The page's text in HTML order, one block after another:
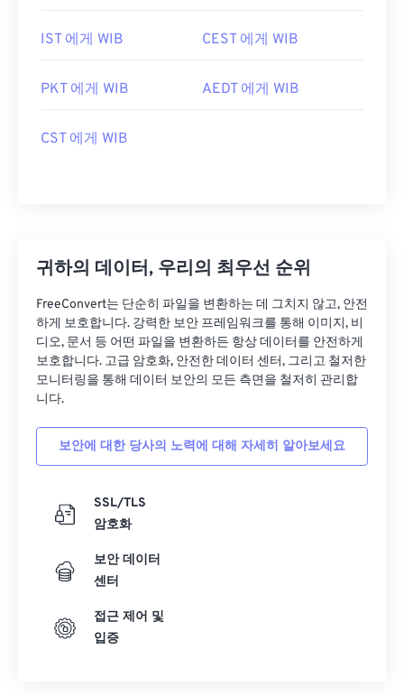
IST 에게 WIB CEST 에게 WIB
PKT 에게 WIB AEDT 에게 WIB
CST 에게 WIB
귀하의 데이터, 우리의 최우선 순위
FreeConvert는 단순히 파일을 변환하는 데 그치지 않고, 안전
하게 보호합니다. 강력한 보안 프레임워크를 통해 이미지, 비
디오, 문서 등 어떤 파일을 변환하든 항상 데이터를 안전하게
보호합니다. 고급 암호화, 안전한 데이터 센터, 그리고 철저한
모니터링을 통해 데이터 보안의 모든 측면을 철저히 관리합
니다.
보안에 대한 당사의 노력에 대해 자세히 알아보세요
SSL/TLS
암호화
보안 데이터
센터
접근 제어 및
입증